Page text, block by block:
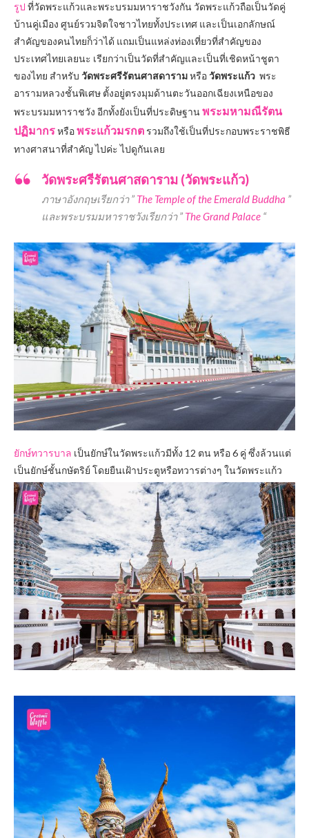
รูป ที่วัดพระแก้วและพระบรมมหาราชวังกัน วัดพระแก้วถือเป็นวัดคู่
บ้านคู่เมือง ศูนย์รวมจิตใจชาวไทยทั้งประเทศ และเป็นเอกลักษณ์
สำคัญของคนไทยก็ว่าได้ แถมเป็นแหล่งท่องเที่ยวที่สำคัญของ
ประเทศไทยเลยนะ เรียกว่าเป็นวัดที่สำคัญและเป็นที่เชิดหน้าชูตา
ของไทย สำหรับ วัดพระศรีรัตนศาสดารามหรือวัดพระแก้ว พระ
อารามหลวงชั้นพิเศษ ตั้งอยู่ตรงมุมด้านตะวันออกเฉียงเหนือของ
พระบรมมหาราชวัง อีกทั้งยังเป็นที่ประดิษฐานพระมหามณีรัตน
ปฏิมากรหรือพระแก้วมรกต รวมถึงใช้เป็นที่ประกอบพระราชพิธี
ทางศาสนาที่สำคัญ ไปค่ะ ไปดูกันเลย
วัดพระศรีรัตนศาสดาราม (วัดพระแก้ว)
ภาษาอังกฤษเรียกว่า ” The Temple of the Emerald Buddha ”
และพระบรมมหาราชวังเรียกว่า ” The Grand Palace “
ยักษ์ทวารบาล เป็นยักษ์ในวัดพระแก้วมีทั้ง 12 ตน หรือ 6 คู่ ซึ่งล้วนแต่
เป็นยักษ์ชั้นกษัตริย์ โดยยืนเฝ้าประตูหรือทวารต่างๆ ในวัดพระแก้ว